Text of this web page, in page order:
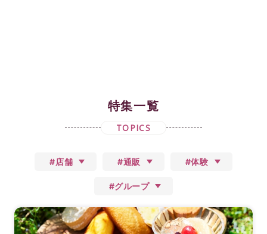
特集一覧
TOPICS
#店舗 #通販 #体験
#グループ